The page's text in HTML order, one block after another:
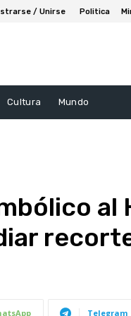
/ Unirse Politica
Cultura Mundo
al
Telegram